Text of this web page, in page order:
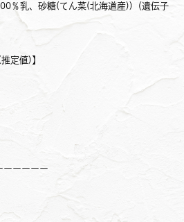
％乳、砂糖(てん菜(北海道産))（遺伝子
定値)】
ーーーーー